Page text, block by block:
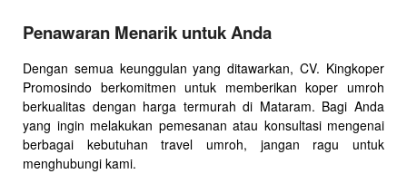
Penawaran Menarik untuk Anda
Dengan semua keunggulan yang ditawarkan, CV. Kingkoper
Promosindo berkomitmen untuk memberikan koper umroh
berkualitas dengan harga termurah di Mataram. Bagi Anda
yang ingin melakukan pemesanan atau konsultasi mengenai
berbagai kebutuhan travel umroh, jangan ragu untuk
menghubungi kami.